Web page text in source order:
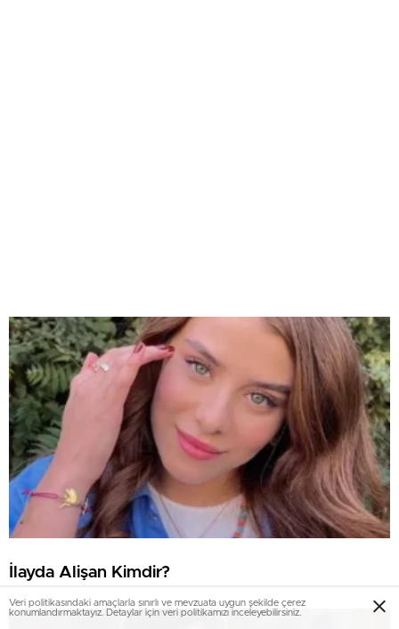
İlayda Alişan Kimdir?
Veri politikasındaki amaçlarla sınırlı ve mevzuata uygun şekilde çerez
konumlandırmaktayız. Detaylar için veri politikamızı inceleyebilirsiniz.